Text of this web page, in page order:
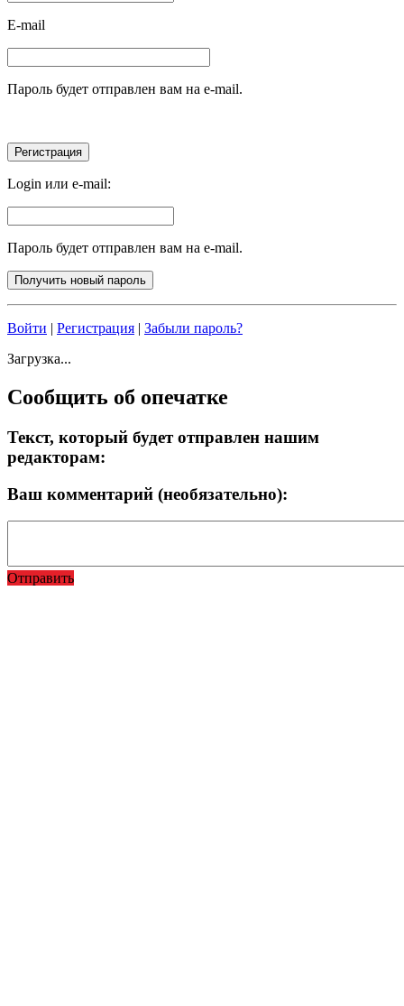
E-mail
Пароль будет отправлен вам на e-mail.
Login или e-mail:
Пароль будет отправлен вам на e-mail.
Войти | Регистрация | Забыли пароль?
Загрузка...
Сообщить об опечатке
Текст, который будет отправлен нашим
редакторам:
Ваш комментарий (необязательно):
Отправить